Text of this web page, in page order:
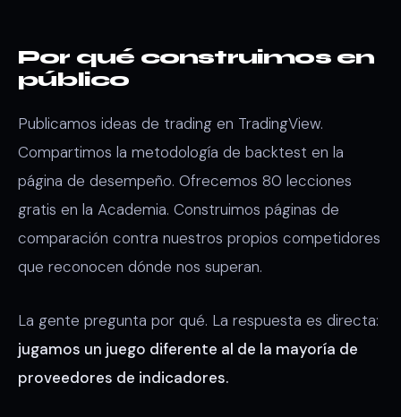
Por qué construimos en
público
Publicamos ideas de trading en TradingView.
Compartimos la metodología de backtest en la
página de desempeño. Ofrecemos 80 lecciones
gratis en la Academia. Construimos páginas de
comparación contra nuestros propios competidores
que reconocen dónde nos superan.
La gente pregunta por qué. La respuesta es directa:
jugamos un juego diferente al de la mayoría de
proveedores de indicadores.